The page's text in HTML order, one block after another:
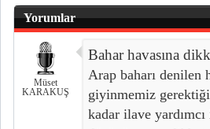
Yorumlar
Müset
KARAKUŞ
Bahar havasına
Arap baharı denilen
giyinmemiz
kadar ilave